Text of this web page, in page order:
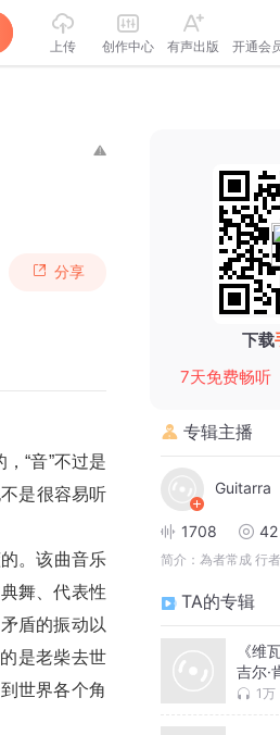
上传 创作中心 有声出版 开通会
分享
“音”不过是
是很容易听
。该曲音乐
舞、代表性
盾的振动以
是老柴去世
世界各个角
下载
7天免费畅听
专辑主播
Guitarra
1708 42
简介： 為者常成 行
TA的专辑
《维
吉尔·
1万